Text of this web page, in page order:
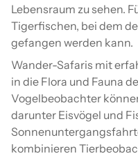
Lebensraum zu sehen.
Tigerfischen, bei dem
gefangen werden kann.
Wander-Safaris mit
in die Flora und Fauna
Vogelbeobachter
darunter Eisvögel und
kombinieren